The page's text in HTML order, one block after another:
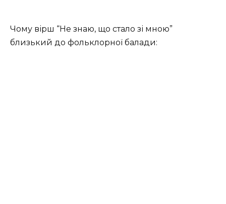
Чому вірш “Не знаю, що стало зі мною”
близький до фольклорної балади: